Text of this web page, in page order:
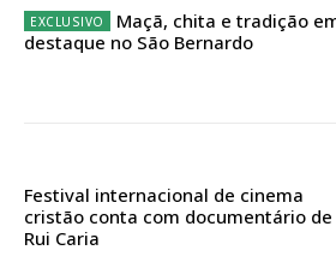
16€
Acesso ao conteúdo online
Acesso aos conteúdos
assinantes
Maçã, chita e tradição
destaque no São Bernardo
Festival internacional de cinema
cristão conta com documentário de
Rui Caria